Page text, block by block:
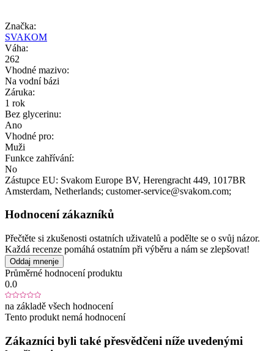
Značka:
SVAKOM
Váha:
262
Vhodné mazivo:
Na vodní bázi
Záruka:
1 rok
Bez glycerinu:
Ano
Vhodné pro:
Muži
Funkce zahřívání:
No
Zástupce EU: Svakom Europe BV, Herengracht 449, 1017BR
Amsterdam, Netherlands; customer-service@svakom.com;
Hodnocení zákazníků
Přečtěte si zkušenosti ostatních uživatelů a podělte se o svůj názor.
Každá recenze pomáhá ostatním při výběru a nám se zlepšovat!
Oddaj mnenje
Průměrné hodnocení produktu
0.0
na základě všech hodnocení
Tento produkt nemá hodnocení
Zákazníci byli také přesvědčeni níže uvedenými